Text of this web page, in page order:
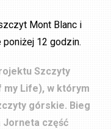
Mont Blanc i
12 godzin.
Szczyty
my Life), w którym
górskie. Bieg
Jorneta część